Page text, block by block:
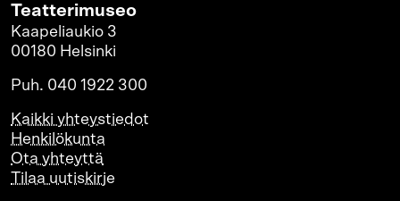
Teatterimuseo
Kaapeliaukio 3
00180 Helsinki
Puh. 040 1922 300
Kaikki yhteystiedot
Henkilökunta
Ota yhteyttä
Tilaa uutiskirje